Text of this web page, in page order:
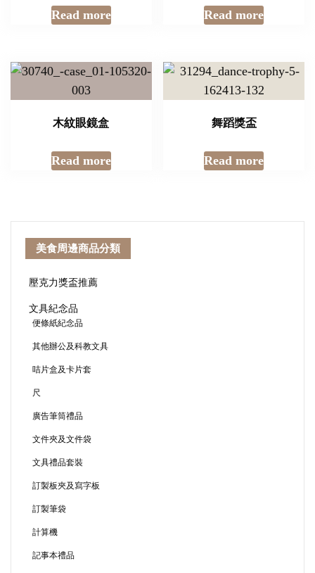
Read more Read more
木紋眼鏡盒
Read more
舞蹈獎盃
Read more
美食周邊商品分類
壓克力獎盃推薦
文具紀念品
便條紙紀念品
其他辦公及科教文具
咭片盒及卡片套
尺
廣告筆筒禮品
文件夾及文件袋
文具禮品套裝
訂製板夾及寫字板
訂製筆袋
計算機
記事本禮品